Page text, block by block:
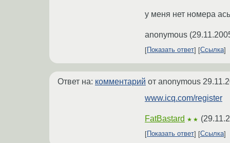
у меня нет номера
anonymous (
Показать ответ Ссылка
Ответ на: комментарий от anonymous
www.icq.com/register
FatBastard ★★ (
Показать ответ Ссылка